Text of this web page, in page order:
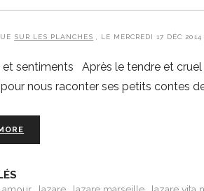
SUR LES PLANCHES , LE MERCREDI 17 DÉC 2014
et sentiments Après le tendre et
pour nous raconter ses petits contes